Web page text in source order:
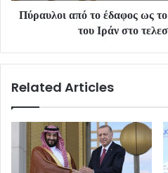
Πύραυλοι από το έδαφος ως
του Ιράν στο
Related Articles